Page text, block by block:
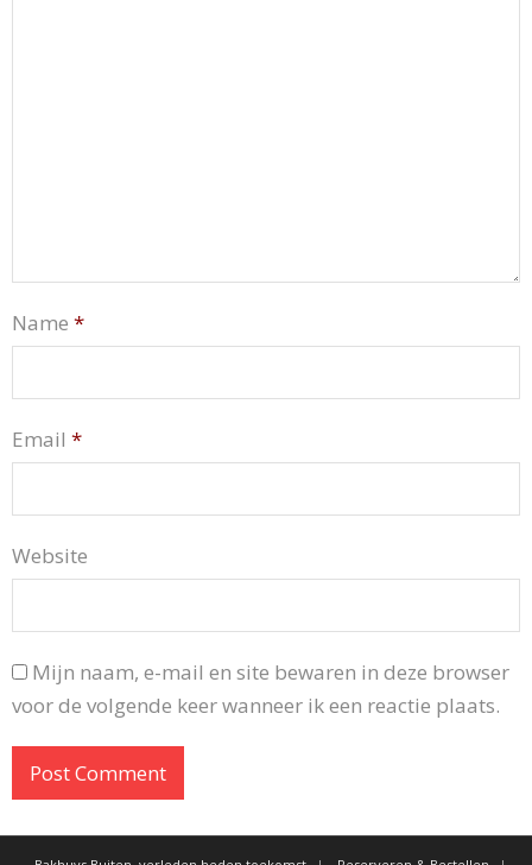
Name *
Email *
Website
Mijn naam, e-mail en site bewaren in deze browser
voor de volgende keer wanneer ik een reactie plaats.